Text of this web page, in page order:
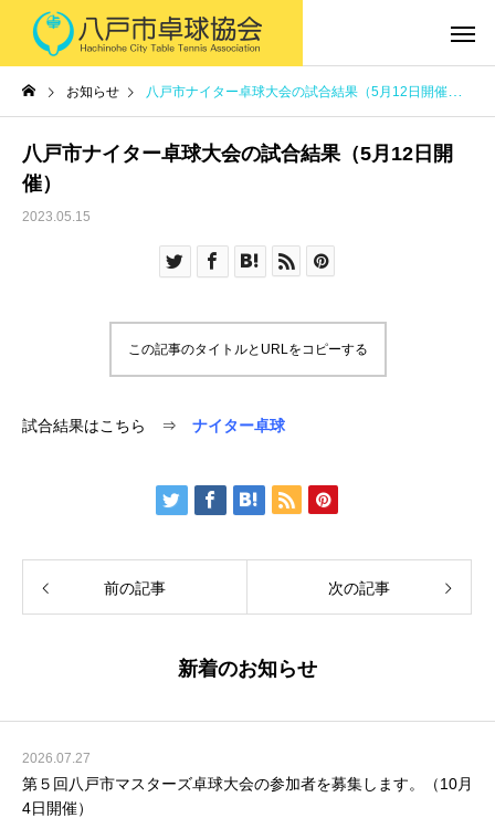
お知らせ 八戸市ナイター卓球大会の試合結果（5月12日開催）
八戸市ナイター卓球大会の試合結果（5月12日開
催）
2023.05.15
この記事のタイトルとURLをコピーする
試合結果はこちら ⇒ ナイター卓球
前の記事 次の記事
新着のお知らせ
2026.07.27
第５回八戸市マスターズ卓球大会の参加者を募集します。（10月
4日開催）